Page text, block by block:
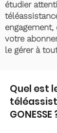
étudier
votre
le gérer à
Quel est
GONESSE